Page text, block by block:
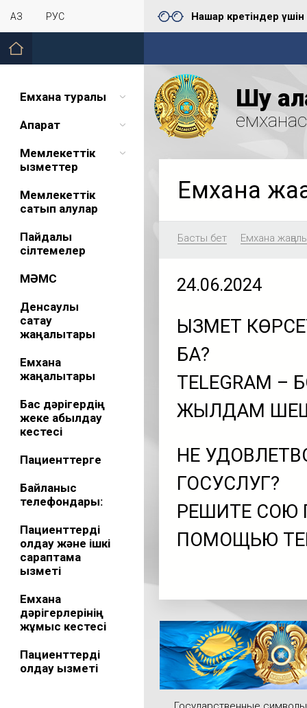
ҚАЗ РУС Нашар көретіндер үшін
Емхана туралы
Ақпарат
Мемлекеттік
қызметтер
Мемлекеттік
сатып алулар
Пайдалы
сілтемелер
МӘМС
Денсаулық
сақтау
жаңалықтары
Емхана
жаңалықтары
Бас дәрігердің
жеке қабылдау
кестесі
Пациенттерге
Байланыс
телефондары:
Пациенттерді
қолдау және ішкі
сараптама
қызметі
Емхана
дәрігерлерінің
жұмыс кестесі
Пациенттерді
қолдау қызметі
Шу
Емхана
Басты бет Емхана
24.06.2024
ҚЫЗМЕТ
БА?
TELEGRAM
ЖЫЛДАМ
НЕ
ГОСУСЛУГ?
РЕШИТЕ СОЮ
ПОМОЩЬЮ